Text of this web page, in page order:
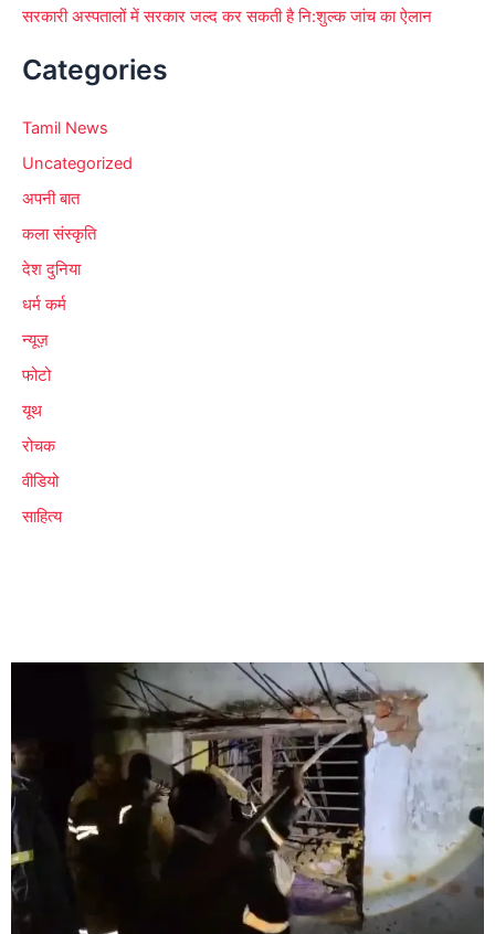
सरकारी अस्पतालों में सरकार जल्द कर सकती है नि:शुल्क जांच का ऐलान
Categories
Tamil News
Uncategorized
अपनी बात
कला संस्कृति
देश दुनिया
धर्म कर्म
न्यूज़
फोटो
यूथ
रोचक
वीडियो
साहित्य